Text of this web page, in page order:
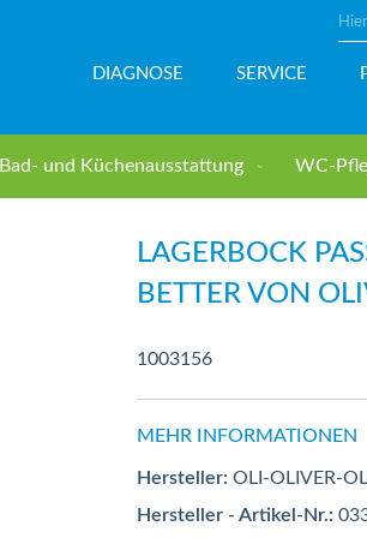
DIAGNOSE SERVICE
Bad- und Küchenausstattung WC-
LAGERBOCK
BETTER VON
1003156
MEHR INFORMATIONEN
Hersteller: OLI-OLIVER-
Hersteller - Artikel-Nr.: